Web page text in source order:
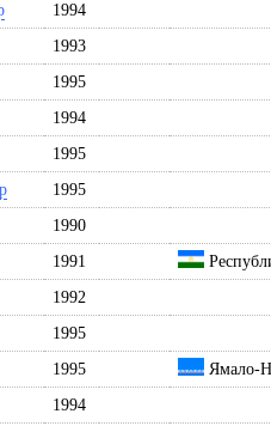
1994
1993
1995
1994
1995
1995
1990
1991
1992
1995
1995
Ямало-
1994